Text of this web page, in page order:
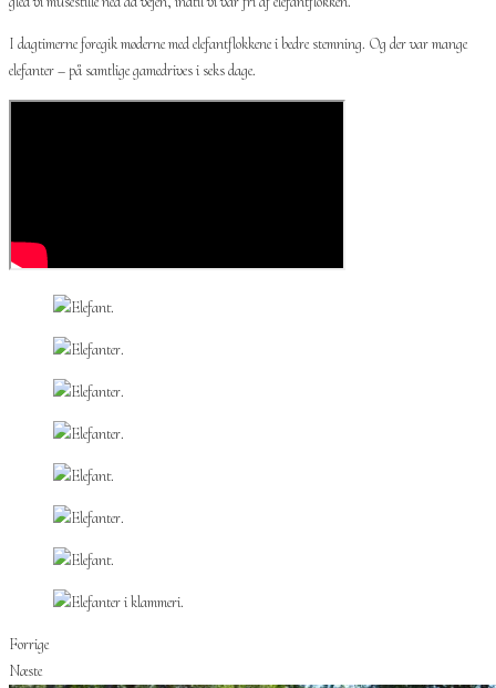
I dagtimerne foregik møderne med elefantflokkene i bedre stemning. Og der var mange
elefanter – på samtlige gamedrives i seks dage.
Forrige
Næste